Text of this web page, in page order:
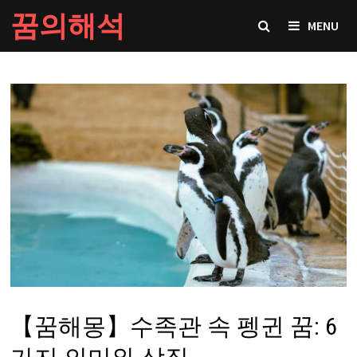
Skip
to
content
꿈의해석 MENU
【꿈해몽】수족관 속 펭귄 꿈: 6